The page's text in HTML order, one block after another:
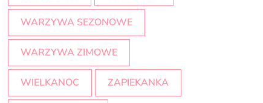
WARZYWA SEZONOWE
WARZYWA ZIMOWE
WIELKANOC ZAPIEKANKA